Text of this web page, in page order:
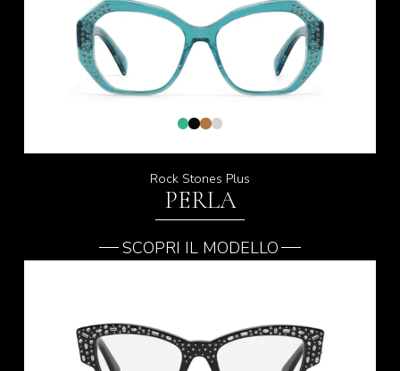
Rock Stones Plus
PERLA
SCOPRI IL MODELLO